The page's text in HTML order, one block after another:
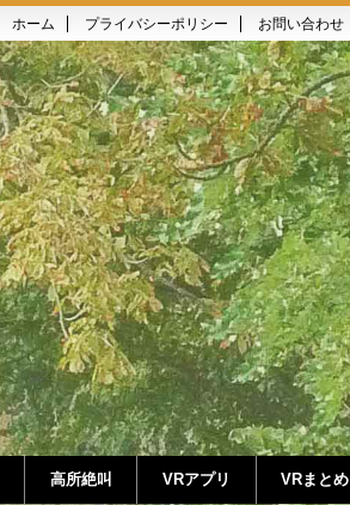
ホーム プライバシーポリシー お問い合わせ
高所絶叫 VRアプリ VRまとめ